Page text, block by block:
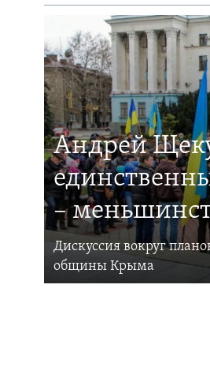
Андрей
–
Дискуссия вокруг
общины Крыма